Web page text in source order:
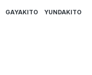
GAYAKITO YUNDAKITO